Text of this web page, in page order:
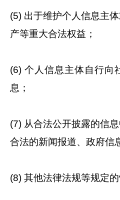
(5) 出于维护个人信息主
产等重大合法权益；
(6) 个人信息主体自行向
息；
(7) 从合法公开披露的信
合法的新闻报道、政府信
(8) 其他法律法规等规定的